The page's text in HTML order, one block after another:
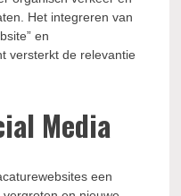
Het integreren van
en
versterkt de relevantie
Media
een